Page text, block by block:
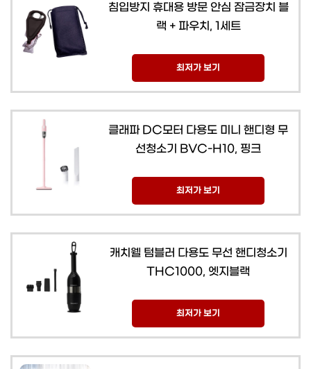
침입방지 휴대용 방문 안심 잠금장치 블
랙 + 파우치, 1세트
최저가 보기
클래파 DC모터 다용도 미니 핸디형 무
선청소기 BVC-H10, 핑크
최저가 보기
캐치웰 텀블러 다용도 무선 핸디청소기
THC1000, 엣지블랙
최저가 보기